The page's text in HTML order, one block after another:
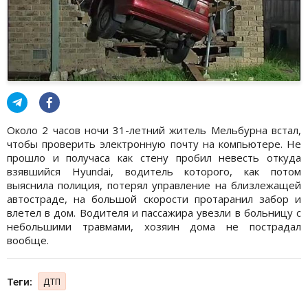
Около 2 часов ночи 31-летний житель Мельбурна встал,
чтобы проверить электронную почту на компьютере. Не
прошло и получаса как стену пробил невесть откуда
взявшийся Hyundai, водитель которого, как потом
выяснила полиция, потерял управление на близлежащей
автостраде, на большой скорости протаранил забор и
влетел в дом. Водителя и пассажира увезли в больницу с
небольшими травмами, хозяин дома не пострадал
вообще.
Теги: ДТП